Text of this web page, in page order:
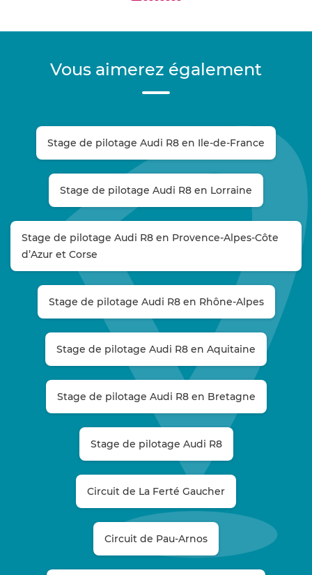
Vous aimerez également
Stage de pilotage Audi R8 en Ile-de-France
Stage de pilotage Audi R8 en Lorraine
Stage de pilotage Audi R8 en Provence-Alpes-Côte
d’Azur et Corse
Stage de pilotage Audi R8 en Rhône-Alpes
Stage de pilotage Audi R8 en Aquitaine
Stage de pilotage Audi R8 en Bretagne
Stage de pilotage Audi R8
Circuit de La Ferté Gaucher
Circuit de Pau-Arnos